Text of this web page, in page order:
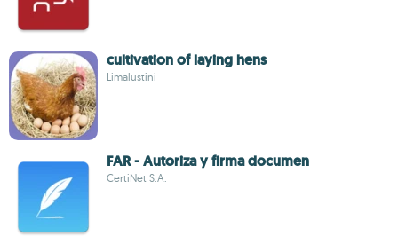
cultivation of laying hens
Limalustini
FAR - Autoriza y firma documen
CertiNet S.A.